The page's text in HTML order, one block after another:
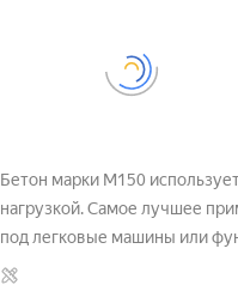
Бетон марки М150
нагрузкой. Самое лучшее
под легковые машины или